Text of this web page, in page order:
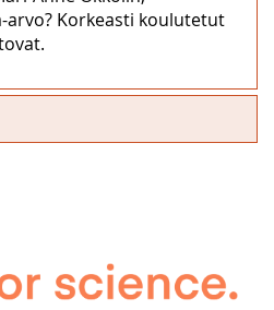
arvo? Korkeasti koulutetut